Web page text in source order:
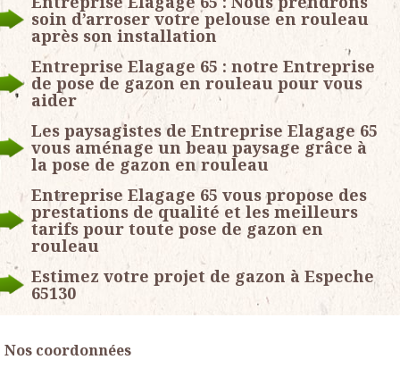
soin d’arroser votre pelouse en rouleau
après son installation
Entreprise Elagage 65 : notre Entreprise
de pose de gazon en rouleau pour vous
aider
Les paysagistes de Entreprise Elagage 65
vous aménage un beau paysage grâce à
la pose de gazon en rouleau
Entreprise Elagage 65 vous propose des
prestations de qualité et les meilleurs
tarifs pour toute pose de gazon en
rouleau
Estimez votre projet de gazon à Espeche
65130
Nos coordonnées